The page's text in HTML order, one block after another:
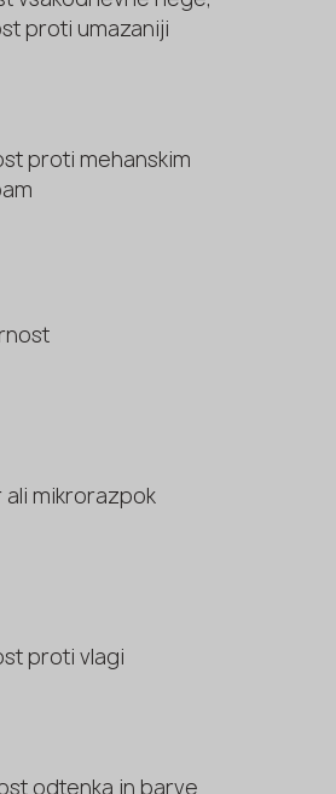
proti umazaniji
proti mehanskim
ali mikrorazpok
proti vlagi
odtenka in barve